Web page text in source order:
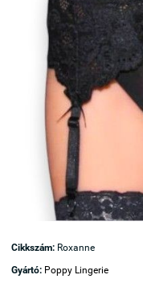
Cikkszám: Roxanne
Gyártó: Poppy Lingerie